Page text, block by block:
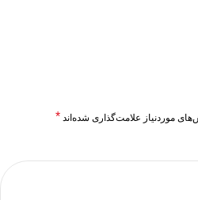
موردنیاز علامت‌گذاری شده‌اند *